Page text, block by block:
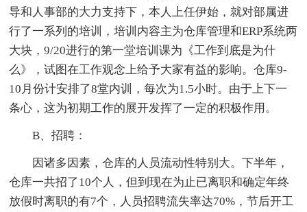
导和人事部的大力支持下，本人上任伊始，就对部属进
行了一系列的培训，培训内容主为仓库管理和ERP系统两
大块，9/20进行的第一堂培训课为《工作到底是为什
么》，试图在工作观念上给予大家有益的影响。仓库9-
10月份计安排了8堂内训，每次为1.5小时。由于上下一
条心，这为初期工作的展开发挥了一定的积极作用。
B、招聘：
因诸多因素，仓库的人员流动性特别大。下半年，
仓库一共招了10个人，但到现在为止已离职和确定年终
放假时离职的有7个，人员招聘流失率达70%，节后开工